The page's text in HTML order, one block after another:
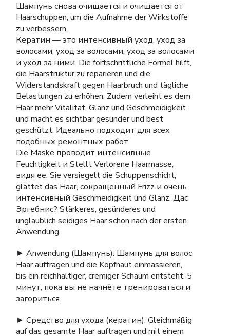
Шампунь снова очищается и очищается от
Haarschuppen, um die Aufnahme der Wirkstoffe
zu verbessern.
Кератин — это интенсивный уход, уход за
волосами, уход за волосами, уход за волосами
и уход за ними. Die fortschrittliche Formel hilft,
die Haarstruktur zu reparieren und die
Widerstandskraft gegen Haarbruch und tägliche
Belastungen zu erhöhen. Zudem verleiht es dem
Haar mehr Vitalität, Glanz und Geschmeidigkeit
und macht es sichtbar gesünder und best
geschützt. Идеально подходит для всех
подобных ремонтных работ.
Die Maske проводит интенсивные
Feuchtigkeit и Stellt Verlorene Haarmasse,
видя ее. Sie versiegelt die Schuppenschicht,
glättet das Haar, сокращенный Frizz и очень
интенсивный Geschmeidigkeit und Glanz. Дас
Эргебнис? Stärkeres, gesünderes und
unglaublich seidiges Haar schon nach der ersten
Anwendung.
► Anwendung (Шампунь): Шампунь для волос
Haar auftragen und die Kopfhaut einmassieren,
bis ein reichhaltiger, cremiger Schaum entsteht. 5
минут, пока вы не начнёте тренироваться и
загориться.
► Средство для ухода (кератин): Gleichmäßig
auf das gesamte Haar auftragen und mit einem